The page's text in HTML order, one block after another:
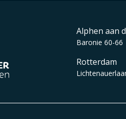
Alphen aan
Baronie 60-66
Rotterdam